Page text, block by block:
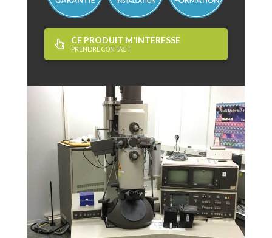
CE PRODUIT M'INTERESSE
PRENDRE CONTACT